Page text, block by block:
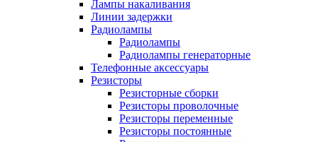
Лампы накаливания
Линии задержки
Радиолампы
Радиолампы
Радиолампы генераторные
Телефонные аксессуары
Резисторы
Резисторные сборки
Резисторы проволочные
Резисторы переменные
Резисторы постоянные